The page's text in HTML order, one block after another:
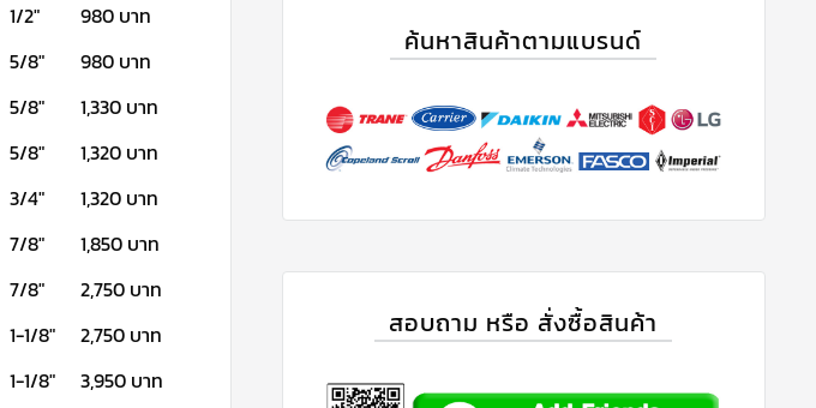
1/2"
980 บาท
5/8"
980 บาท
5/8"
1,330 บาท
5/8"
1,320 บาท
3/4"
1,320 บาท
7/8"
1,850 บาท
7/8"
2,750 บาท
1-1/8"
2,750 บาท
1-1/8"
3,950 บาท
ค้นหาสินค้าตามแบรนด์
สอบถาม หรือ สั่งซื้อสินค้า